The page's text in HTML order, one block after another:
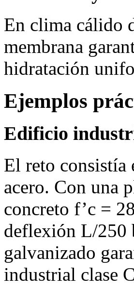
En clima cálido
membrana
hidratación
Ejemplos
Edificio
El reto consistía
acero. Con una
concreto f’c =
deflexión L/250
galvanizado
industrial clase